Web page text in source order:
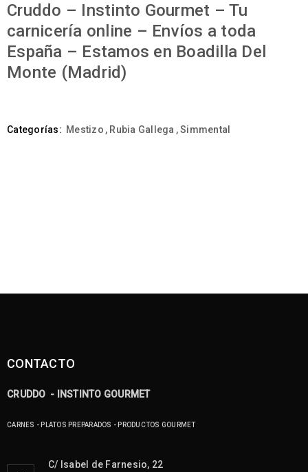
Cruddo – Instinto Gourmet – Tu
carnicería online – Envíos a toda
España – Estamos en Boadilla Del
Monte (Madrid)
Categorías: Mestizo , Rubia Gallega ,Simmental
CONTACTO
CRUDDO - INSTINTO GOURMET
CARNES - PLATOS PREPARADOS - PRODUCTOS GOURMET
C/ Isabel de Farnesio, 22